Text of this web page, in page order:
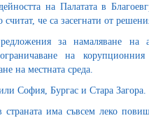
на Палатата в
че са засегнати от
за намаляване на
на
на местната среда.
София, Бургас и Стара Загора.
има съвсем леко